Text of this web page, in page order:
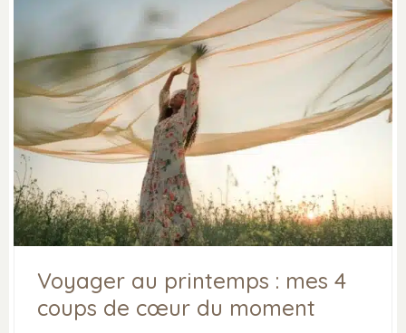
Voyager au printemps : mes 4
coups de cœur du moment